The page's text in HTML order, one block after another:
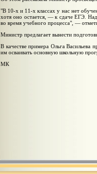
"В 10-х и 11-х классах у нас нет
хотя оно остается, — к сдаче ЕГЭ.
во время учебного процесса", —
Министр предлагает вынести
В качестве примера Ольга Васильева
им осваивать основную школьную
МК